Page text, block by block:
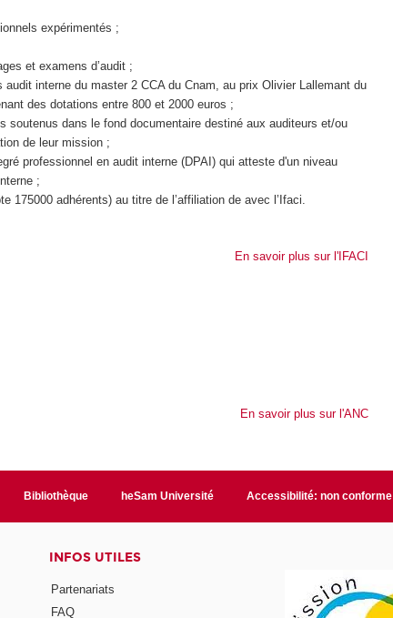
expérimentés ;
et examens d’audit ;
interne du master 2 CCA du Cnam, au prix Olivier Lallemant du
des dotations entre 800 et 2000 euros ;
soutenus dans le fond documentaire destiné aux auditeurs et/ou
de leur mission ;
professionnel en audit interne (DPAI) qui atteste d'un niveau
;
175000 adhérents) au titre de l’affiliation de avec l’Ifaci.
En savoir plus sur l'IFACI
En savoir plus sur l'ANC
Bibliothèque heSam Université Accessibilité: non conforme
INFOS UTILES
Partenariats
FAQ